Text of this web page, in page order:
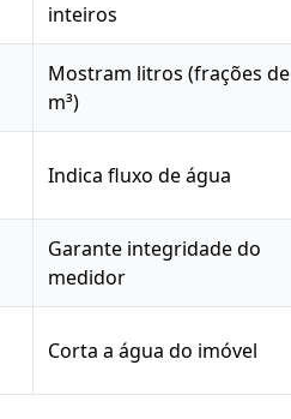
inteiros
Mostram litros (frações de
m³)
Indica fluxo de água
Garante integridade do
medidor
Corta a água do imóvel